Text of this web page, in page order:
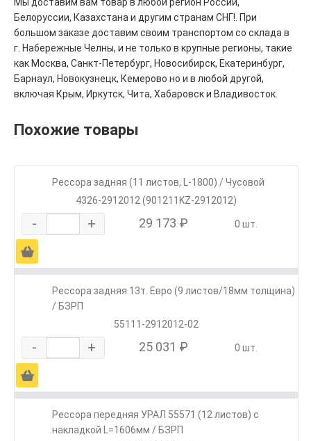
Белоруссии, Казахстана и другим странам СНГ!. При
большом заказе доставим своим транспортом со склада в
г. Набережные Челны, и не только в крупные регионы, такие
как Москва, Санкт-Петербург, Новосибирск, Екатеринбург,
Барнаул, Новокузнецк, Кемерово но и в любой другой,
включая Крым, Иркутск, Чита, Хабаровск и Владивосток.
Похожие товары
Рессора задняя (11 листов, L-1800) / Чусовой
4326-2912012 (901211KZ-2912012)
- + 29 173 ₽ 0 шт.
Ä
Рессора задняя 13т. Евро (9 листов/18мм толщина)
/ БЗРП
55111-2912012-02
- + 25 031 ₽ 0 шт.
Ä
Рессора передняя УРАЛ 55571 (12 листов) с
накладкой L=1606мм / БЗРП